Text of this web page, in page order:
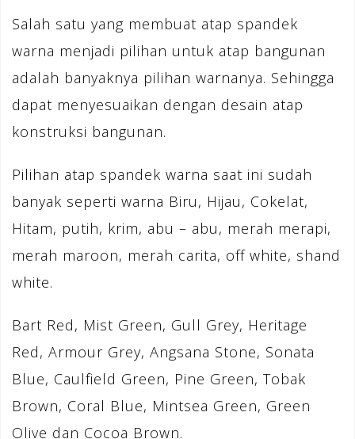
Salah satu yang membuat atap spandek
warna menjadi pilihan untuk atap bangunan
adalah banyaknya pilihan warnanya. Sehingga
dapat menyesuaikan dengan desain atap
konstruksi bangunan.
Pilihan atap spandek warna saat ini sudah
banyak seperti warna Biru, Hijau, Cokelat,
Hitam, putih, krim, abu – abu, merah merapi,
merah maroon, merah carita, off white, shand
white.
Bart Red, Mist Green, Gull Grey, Heritage
Red, Armour Grey, Angsana Stone, Sonata
Blue, Caulfield Green, Pine Green, Tobak
Brown, Coral Blue, Mintsea Green, Green
Olive dan Cocoa Brown.